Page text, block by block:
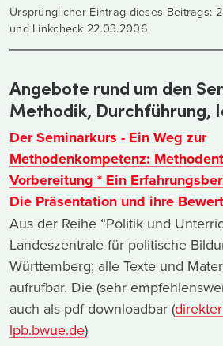
Ursprünglicher Eintrag dieses Beitrags:
und Linkcheck 22.03.2006
Angebote rund um den
Methodik, Durchführung,
Der Seminarkurs - Ein Weg zur
Methodenkompetenz:
Vorbereitung * Ein
Die Präsentation und ihre
Aus der Reihe “Politik und
Landeszentrale für politische
Württemberg; alle Texte und
aufrufbar. Die (sehr
auch als pdf downloadbar (
lpb.bwue.de)